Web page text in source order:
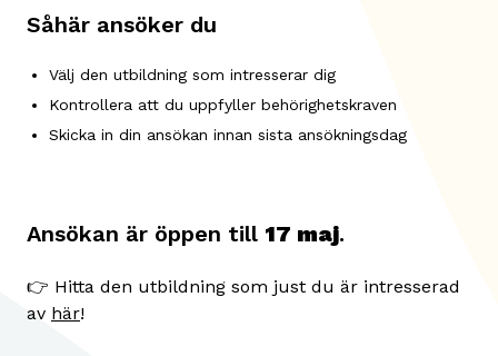
Såhär ansöker du
Välj den utbildning som intresserar dig
Kontrollera att du uppfyller behörighetskraven
Skicka in din ansökan innan sista ansökningsdag
Ansökan är öppen till 17 maj.
👉 Hitta den utbildning som just du är intresserad
av här!